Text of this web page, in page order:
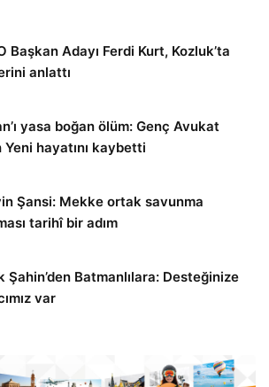
Başkan Adayı Ferdi Kurt, Kozluk’ta
anlattı
yasa boğan ölüm: Genç Avukat
Yeni hayatını kaybetti
Şansi: Mekke ortak savunma
tarihî bir adım
Şahin’den Batmanlılara: Desteğinize
var